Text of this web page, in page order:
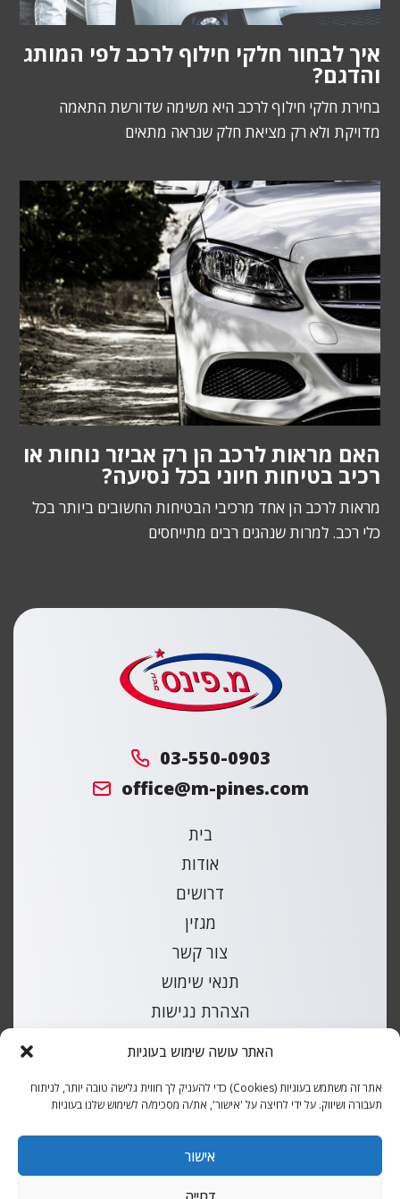
האתר עושה שימוש בעוגיות
אתר זה משתמש בעוגיות (Cookies) כדי להעניק לך חווית גלישה טובה יותר, לניתוח
תעבורה ושיווק. על ידי לחיצה על 'אישור', את/ה מסכימ/ה לשימוש שלנו בעוגיות
אישור
איך לבחור חלקי חילוף לרכב לפי המותג
והדגם?
בחירת חלקי חילוף לרכב היא משימה שדורשת התאמה
מדויקת ולא רק מציאת חלק שנראה מתאים
האם מראות לרכב הן רק אביזר נוחות או
רכיב בטיחות חיוני בכל נסיעה?
מראות לרכב הן אחד מרכיבי הבטיחות החשובים ביותר בכל
כלי רכב. למרות שנהגים רבים מתייחסים
03-550-0903
office@m-pines.com
בית
אודות
דרושים
מגזין
צור קשר
תנאי שימוש
הצהרת נגישות
כל הזכויות שמורות למ.פינס |
עיצוב ובנייהאקסטרה דיגיטל